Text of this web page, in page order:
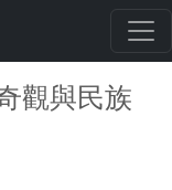
觀與民族